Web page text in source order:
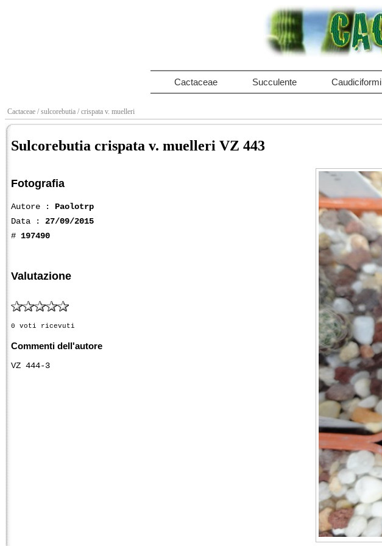
Cactaceae Succulente Caudiciformi
Cactaceae / sulcorebutia / crispata v. muelleri
Sulcorebutia crispata v. muelleri VZ 443
Fotografia
Autore : Paolotrp
Data : 27/09/2015
# 197490
Valutazione
0 voti ricevuti
Commenti dell'autore
VZ 444-3